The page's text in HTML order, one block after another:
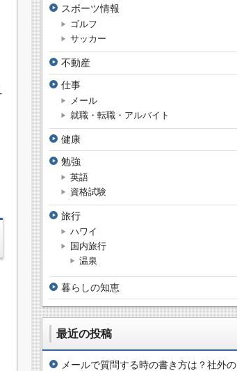
スポーツ情報
ゴルフ
サッカー
不動産
仕事
メール
就職・転職・アルバイト
健康
勉強
英語
資格試験
旅行
ハワイ
国内旅行
温泉
暮らしの知恵
最近の投稿
メールで質問する時の書き方は？社外の